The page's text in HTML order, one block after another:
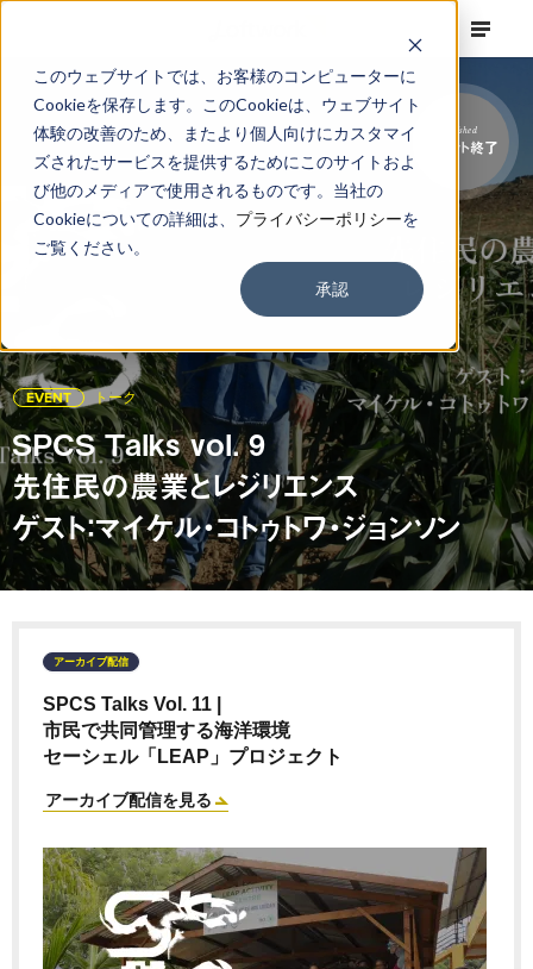
このウェブサイトでは、お客様のコンピューターに
Cookieを保存します。このCookieは、ウェブサイト
体験の改善のため、またより個人向けにカスタマイ
ズされたサービスを提供するためにこのサイトおよ
び他のメディアで使用されるものです。当社の
Cookieについての詳細は、 プライバシーポリシーを
ご覧ください。
承認
EVENT トーク
SPCS Talks vol. 9
先住民の農業とレジリエンス
ゲスト：マイケル・コトゥトワ・ジョンソン
Finished
イベント終了
アーカイブ配信
SPCS Talks Vol. 11 |
市民で共同管理する海洋環境
セーシェル「LEAP」プロジェクト
アーカイブ配信を見る